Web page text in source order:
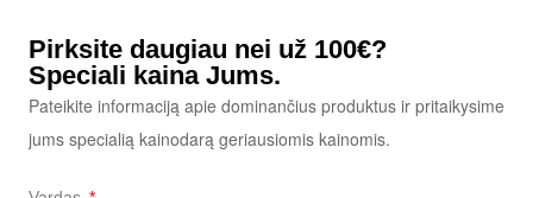
Pirksite daugiau nei už 100€?
Speciali kaina Jums.
Pateikite informaciją apie dominančius produktus ir pritaikysime
jums specialią kainodarą geriausiomis kainomis.